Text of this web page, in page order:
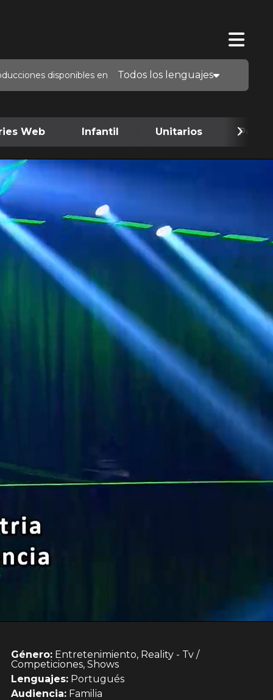
disponibles en Todos los lenguajes
Web Infantil Unitarios
Género: Entretenimiento, Reality - Tv /
Competiciones, Shows
Lenguajes: Portugués
Audiencia: Familia